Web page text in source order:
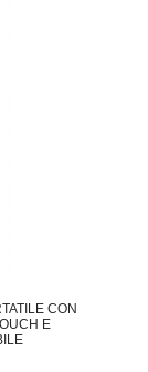
CON
E